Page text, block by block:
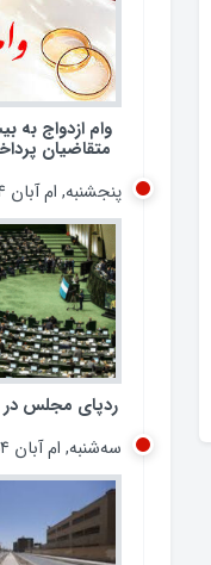
متقاضیان
پنجشنبه, ام آبان ۱۴۰۴
ردپای مجلس در
سه‌شنبه, ام آبان ۱۴۰۴